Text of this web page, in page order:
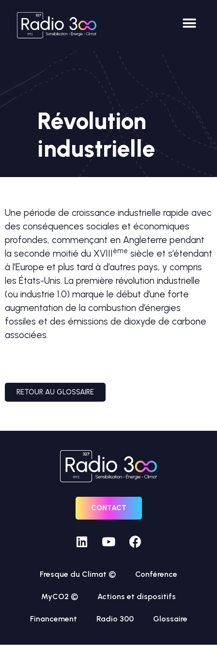
Révolution
industrielle
Une période de croissance industrielle rapide avec
des conséquences sociales et économiques
profondes, commençant en Angleterre pendant
la seconde moitié du XVIIIème siècle et s’étendant
à l’Europe et plus tard à d’autres pays, y compris
les États-Unis. La première révolution industrielle
(ou industrie 1.0) marque le début d’une forte
augmentation de la combustion d’énergies
fossiles et des émissions de dioxyde de carbone
associées.
RETOUR AU GLOSSAIRE
CONTACT
Fresque du Climat © Conférence
MyCO2 © Actions et dispositifs
Financement Radio 300 Glossaire